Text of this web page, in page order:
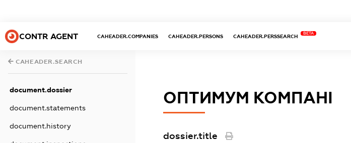
CONTR AGENT CAHEADER.COMPANIES CAHEADER.PERSONS CAHEADER.PERSSEARCH
BETA
CAHEADER.SEARCH
document.dossier
document.statements
document.history
ОПТИМУМ КОМПАНІ
dossier.title